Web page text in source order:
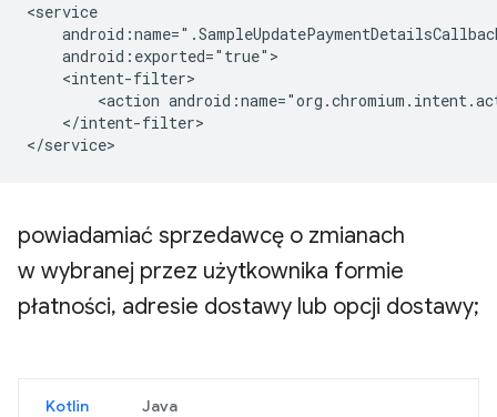
<action
</intent-filter>
powiadamiać sprzedawcę o zmianach
w wybranej przez użytkownika formie
płatności, adresie dostawy lub opcji dostawy;
Kotlin Java